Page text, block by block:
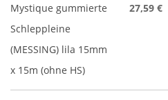
Mystique gummierte
Schleppleine
(MESSING) lila 15mm
x 15m (ohne HS)
27,59 €